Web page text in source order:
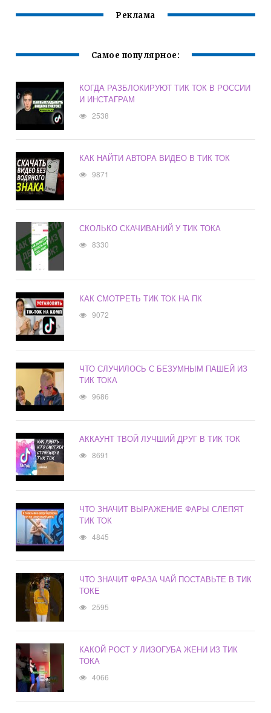
Реклама
Самое популярное:
КОГДА РАЗБЛОКИРУЮТ ТИК ТОК В РОССИИ
И ИНСТАГРАМ
2538
КАК НАЙТИ АВТОРА ВИДЕО В ТИК ТОК
9871
СКОЛЬКО СКАЧИВАНИЙ У ТИК ТОКА
8330
КАК СМОТРЕТЬ ТИК ТОК НА ПК
9072
ЧТО СЛУЧИЛОСЬ С БЕЗУМНЫМ ПАШЕЙ ИЗ
ТИК ТОКА
9686
АККАУНТ ТВОЙ ЛУЧШИЙ ДРУГ В ТИК ТОК
8691
ЧТО ЗНАЧИТ ВЫРАЖЕНИЕ ФАРЫ СЛЕПЯТ
ТИК ТОК
4845
ЧТО ЗНАЧИТ ФРАЗА ЧАЙ ПОСТАВЬТЕ В ТИК
ТОКЕ
2595
КАКОЙ РОСТ У ЛИЗОГУБА ЖЕНИ ИЗ ТИК
ТОКА
4066